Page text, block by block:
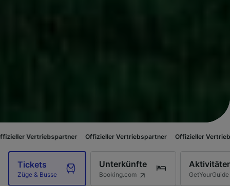
Offizieller Vertriebspartner Offizieller Vertriebspartner
Tickets
Züge & Busse
Unterkünfte
Booking.com GetYourGuide